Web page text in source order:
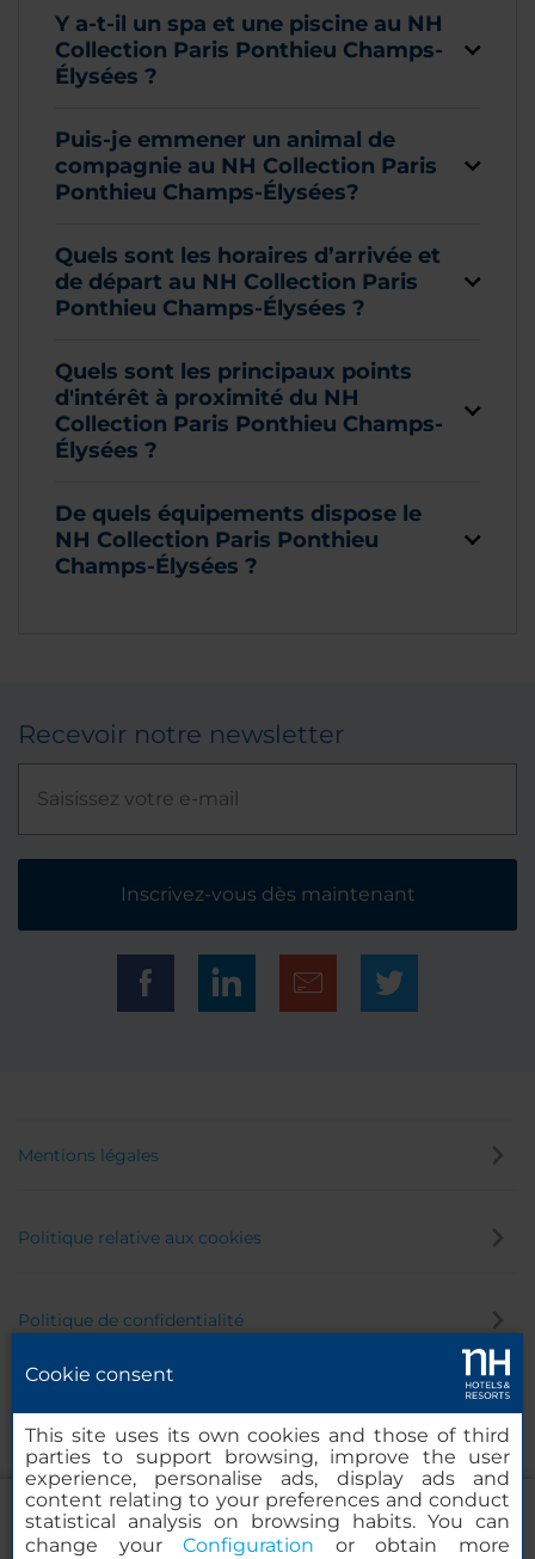
Y a-t-il un spa et une piscine au NH
Collection Paris Ponthieu Champs-
Élysées ?
Puis-je emmener un animal de
compagnie au NH Collection Paris
Ponthieu Champs-Élysées?
Quels sont les horaires d’arrivée et
de départ au NH Collection Paris
Ponthieu Champs-Élysées ?
Quels sont les principaux points
d'intérêt à proximité du NH
Collection Paris Ponthieu Champs-
Élysées ?
De quels équipements dispose le
NH Collection Paris Ponthieu
Champs-Élysées ?
Recevoir notre newsletter
Inscrivez-vous dès maintenant
Mentions légales
Politique relative aux cookies
Politique de confidentialité
Cookie consent
This site uses its own cookies and those of third
parties to support browsing, improve the user
experience, personalise ads, display ads and
content relating to your preferences and conduct
statistical analysis on browsing habits. You can
change yourConfiguration or obtain more